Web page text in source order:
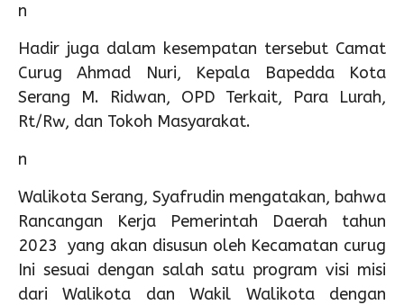
n
Hadir juga dalam kesempatan tersebut Camat
Curug Ahmad Nuri, Kepala Bapedda Kota
Serang M. Ridwan, OPD Terkait, Para Lurah,
Rt/Rw, dan Tokoh Masyarakat.
n
Walikota Serang, Syafrudin mengatakan, bahwa
Rancangan Kerja Pemerintah Daerah tahun
2023 yang akan disusun oleh Kecamatan curug
Ini sesuai dengan salah satu program visi misi
dari Walikota dan Wakil Walikota dengan